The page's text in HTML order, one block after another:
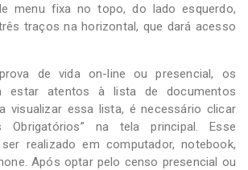
menu fixa no topo, do lado esquerdo,
traços na horizontal, que dará acesso
de vida on-line ou presencial, os
estar atentos à lista de documentos
visualizar essa lista, é necessário clicar
Obrigatórios” na tela principal. Esse
realizado em computador, notebook,
Após optar pelo censo presencial ou